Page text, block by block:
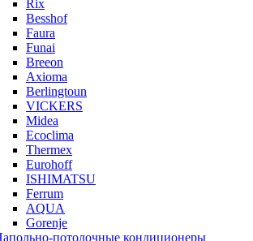
Rix
Besshof
Faura
Funai
Breeon
Axioma
Berlingtoun
VICKERS
Midea
Ecoclima
Thermex
Eurohoff
ISHIMATSU
Ferrum
AQUA
Gorenje
потолочные кондиционеры